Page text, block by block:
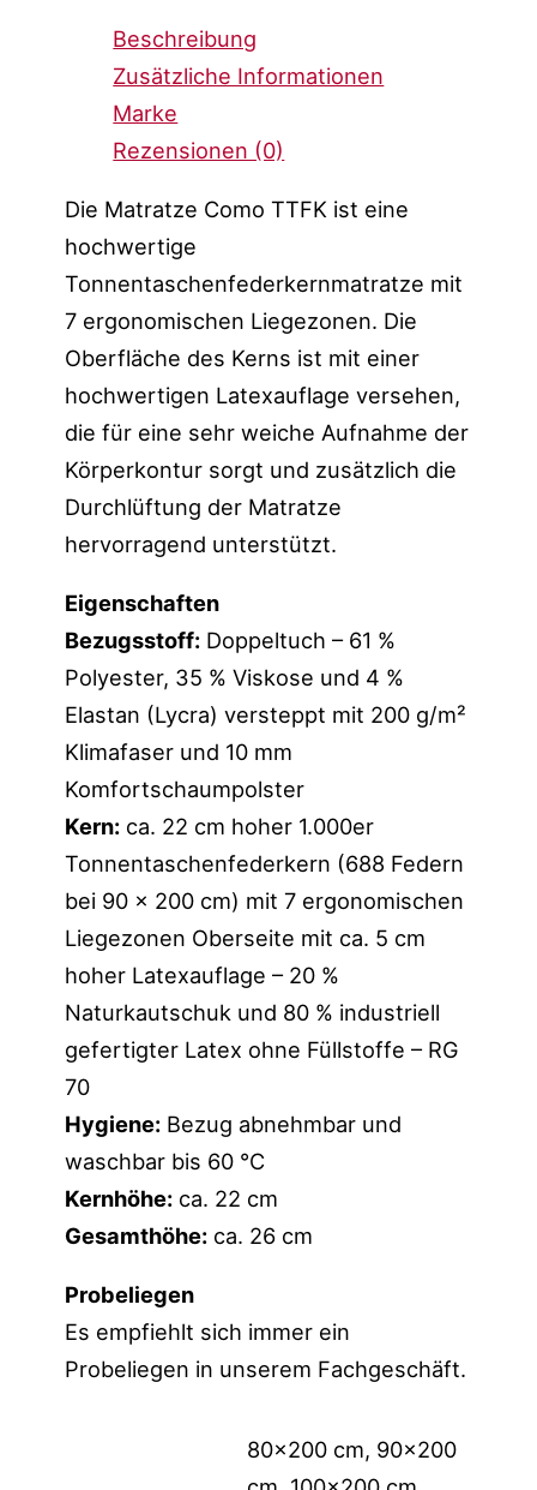
Beschreibung
Zusätzliche Informationen
Marke
Rezensionen (0)
Die Matratze Como TTFK ist eine
hochwertige
Tonnentaschenfederkernmatratze mit
7 ergonomischen Liegezonen. Die
Oberfläche des Kerns ist mit einer
hochwertigen Latexauflage versehen,
die für eine sehr weiche Aufnahme der
Körperkontur sorgt und zusätzlich die
Durchlüftung der Matratze
hervorragend unterstützt.
Eigenschaften
Bezugsstoff: Doppeltuch – 61 %
Polyester, 35 % Viskose und 4 %
Elastan (Lycra) versteppt mit 200 g/m²
Klimafaser und 10 mm
Komfortschaumpolster
Kern: ca. 22 cm hoher 1.000er
Tonnentaschenfederkern (688 Federn
bei 90 x 200 cm) mit 7 ergonomischen
Liegezonen Oberseite mit ca. 5 cm
hoher Latexauflage – 20 %
Naturkautschuk und 80 % industriell
gefertigter Latex ohne Füllstoffe – RG
70
Hygiene: Bezug abnehmbar und
waschbar bis 60 °C
Kernhöhe: ca. 22 cm
Gesamthöhe: ca. 26 cm
Probeliegen
Es empfiehlt sich immer ein
Probeliegen in unserem Fachgeschäft.
80×200 cm, 90×200